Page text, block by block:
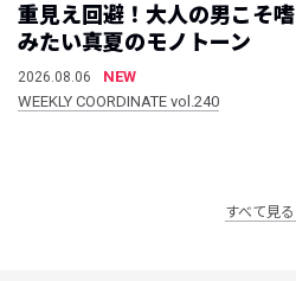
重見え回避！大人の男こそ嗜
みたい真夏のモノトーン
2026.08.06
NEW
WEEKLY COORDINATE vol.240
すべて見る